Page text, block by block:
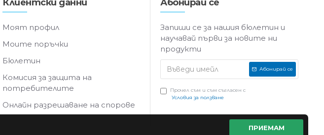
Клиентски данни
Моят профил
Моите поръчки
Бюлетин
Комисия за защита на
потребителите
Онлайн разрешаване на спорове
Абонирай се
Запиши се за нашия бюлетин и
научавай първи за новите ни
продукти
Абонирай се
Прочел съм и съм съгласен с
Условия за ползване
ПРИЕМАМ